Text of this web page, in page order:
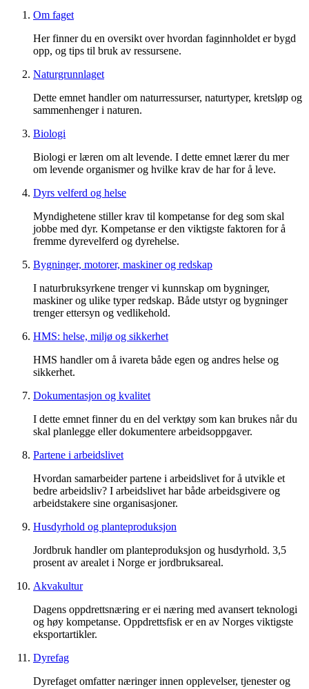
Om faget
Her finner du en oversikt over hvordan faginnholdet er bygd
opp, og tips til bruk av ressursene.
Naturgrunnlaget
Dette emnet handler om naturressurser, naturtyper, kretsløp og
sammenhenger i naturen.
Biologi
Biologi er læren om alt levende. I dette emnet lærer du mer
om levende organismer og hvilke krav de har for å leve.
Dyrs velferd og helse
Myndighetene stiller krav til kompetanse for deg som skal
jobbe med dyr. Kompetanse er den viktigste faktoren for å
fremme dyrevelferd og dyrehelse.
Bygninger, motorer, maskiner og redskap
I naturbruksyrkene trenger vi kunnskap om bygninger,
maskiner og ulike typer redskap. Både utstyr og bygninger
trenger ettersyn og vedlikehold.
HMS: helse, miljø og sikkerhet
HMS handler om å ivareta både egen og andres helse og
sikkerhet.
Dokumentasjon og kvalitet
I dette emnet finner du en del verktøy som kan brukes når du
skal planlegge eller dokumentere arbeidsoppgaver.
Partene i arbeidslivet
Hvordan samarbeider partene i arbeidslivet for å utvikle et
bedre arbeidsliv? I arbeidslivet har både arbeidsgivere og
arbeidstakere sine organisasjoner.
Husdyrhold og planteproduksjon
Jordbruk handler om planteproduksjon og husdyrhold. 3,5
prosent av arealet i Norge er jordbruksareal.
Akvakultur
Dagens oppdrettsnæring er ei næring med avansert teknologi
og høy kompetanse. Oppdrettsfisk er en av Norges viktigste
eksportartikler.
Dyrefag
Dyrefaget omfatter næringer innen opplevelser, tjenester og